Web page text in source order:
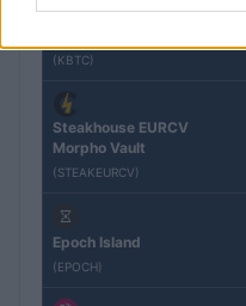
Kinza Babylon Staked
(KBTC)
Steakhouse EURCV
Morpho Vault
(STEAKEURCV)
Epoch Island
(EPOCH)